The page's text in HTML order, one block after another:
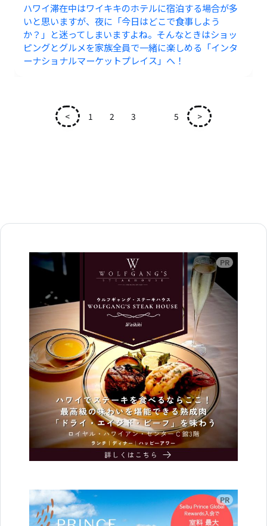
ハワイ滞在中はワイキキのホテルに宿泊する場合が多
いと思いますが、夜に「今日はどこで食事しよう
か？」と迷ってしまいますよね。そんなときはショッ
ピングとグルメを家族全員で一緒に楽しめる「インタ
ーナショナルマーケットプレイス」へ！
< 1 2 3 5 >
広告
広告